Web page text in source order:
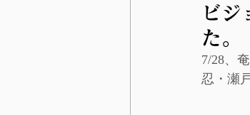
ビジ
た。
7/28、
忍・瀬